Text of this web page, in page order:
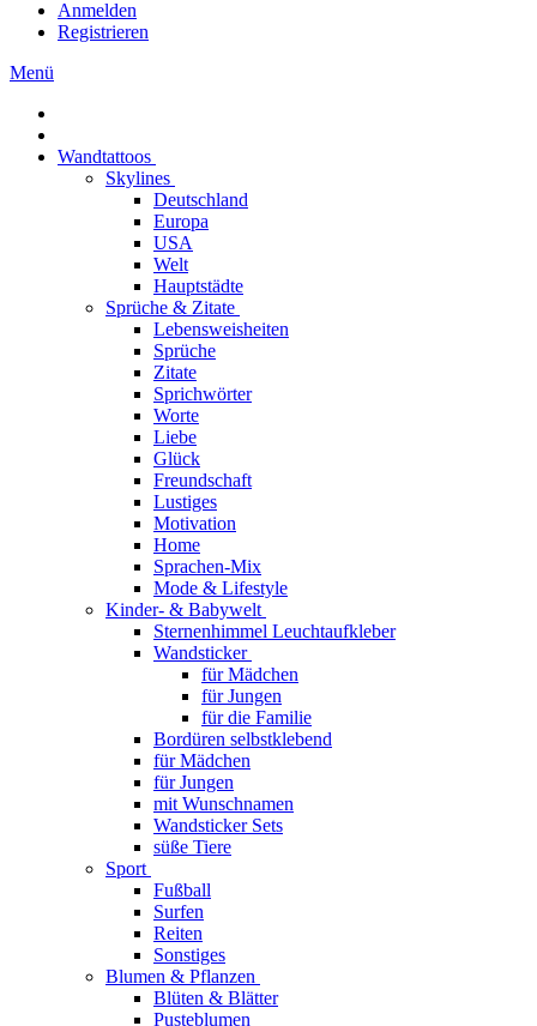
Anmelden
Registrieren
Menü
Wandtattoos
Skylines
Deutschland
Europa
USA
Welt
Hauptstädte
Sprüche & Zitate
Lebensweisheiten
Sprüche
Zitate
Sprichwörter
Worte
Liebe
Glück
Freundschaft
Lustiges
Motivation
Home
Sprachen-Mix
Mode & Lifestyle
Kinder- & Babywelt
Sternenhimmel Leuchtaufkleber
Wandsticker
für Mädchen
für Jungen
für die Familie
Bordüren selbstklebend
für Mädchen
für Jungen
mit Wunschnamen
Wandsticker Sets
süße Tiere
Sport
Fußball
Surfen
Reiten
Sonstiges
Blumen & Pflanzen
Blüten & Blätter
Pusteblumen